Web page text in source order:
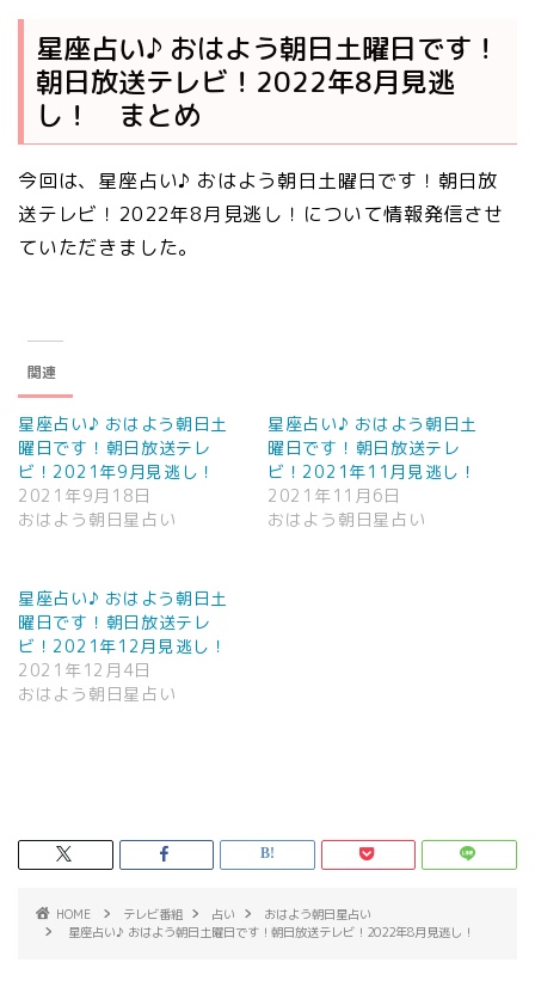
星座占い♪ おはよう朝日土曜日です！
朝日放送テレビ！2022年8月見逃
し！ まとめ
今回は、星座占い♪ おはよう朝日土曜日です！朝日放
送テレビ！2022年8月見逃し！について情報発信させ
ていただきました。
関連
星座占い♪ おはよう朝日土
曜日です！朝日放送テレ
ビ！2021年9月見逃し！
2021年9月18日
おはよう朝日星占い
星座占い♪ おはよう朝日土
曜日です！朝日放送テレ
ビ！2021年11月見逃し！
2021年11月6日
おはよう朝日星占い
星座占い♪ おはよう朝日土
曜日です！朝日放送テレ
ビ！2021年12月見逃し！
2021年12月4日
おはよう朝日星占い
HOME テレビ番組 占い
おはよう朝日星占い
星座占い♪ おはよう朝日土曜日です！朝日放送テレビ！2022年8月見逃し！